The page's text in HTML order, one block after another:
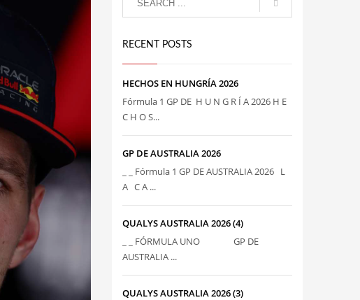
RECENT POSTS
HECHOS EN HUNGRÍA 2026
Fórmula 1 GP DE H U N G R Í A 2026 H E
C H O S...
GP DE AUSTRALIA 2026
_ _ Fórmula 1 GP DE AUSTRALIA 2026 L
A C A ...
QUALYS AUSTRALIA 2026 (4)
_ _ FÓRMULA UNO GP DE
AUSTRALIA ...
QUALYS AUSTRALIA 2026 (3)